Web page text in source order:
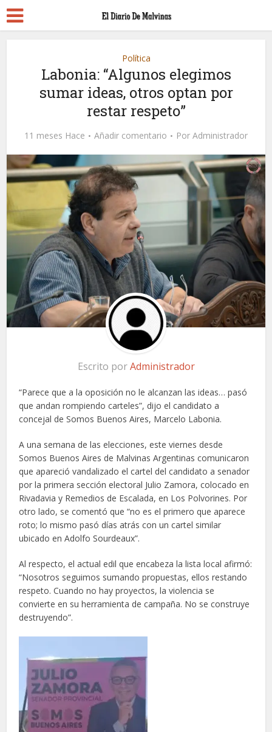
Política
Labonia: “Algunos elegimos
sumar ideas, otros optan por
restar respeto”
11 meses Hace Añadir comentario Por Administrador
Escrito porAdministrador
“Parece que a la oposición no le alcanzan las ideas… pasó
que andan rompiendo carteles”, dijo el candidato a
concejal de Somos Buenos Aires, Marcelo Labonia.
A una semana de las elecciones, este viernes desde
Somos Buenos Aires de Malvinas Argentinas comunicaron
que apareció vandalizado el cartel del candidato a senador
por la primera sección electoral Julio Zamora, colocado en
Rivadavia y Remedios de Escalada, en Los Polvorines. Por
otro lado, se comentó que “no es el primero que aparece
roto; lo mismo pasó días atrás con un cartel similar
ubicado en Adolfo Sourdeaux”.
Al respecto, el actual edil que encabeza la lista local afirmó:
“Nosotros seguimos sumando propuestas, ellos restando
respeto. Cuando no hay proyectos, la violencia se
convierte en su herramienta de campaña. No se construye
destruyendo”.